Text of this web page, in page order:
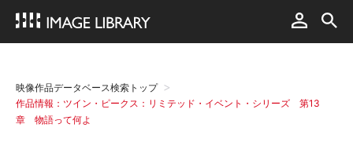
映像作品データベース検索トップ
作品情報：ツイン・ピークス：リミテッド・イベント・シリーズ 第13
章 物語って何よ